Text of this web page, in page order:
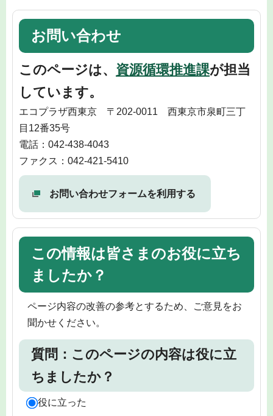
お問い合わせ
このページは、 資源循環推進課が担当
しています。
エコプラザ西東京 〒202-0011 西東京市泉町三丁
目12番35号
電話：042-438-4043
ファクス：042-421-5410
お問い合わせフォームを利用する
この情報は皆さまのお役に立ち
ましたか？
ページ内容の改善の参考とするため、ご意見をお
聞かせください。
質問：このページの内容は役に立
ちましたか？
役に立った